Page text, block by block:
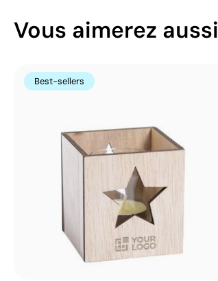
Vous aimerez aussi
Best-sellers